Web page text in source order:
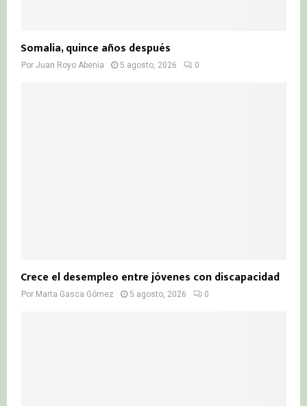
Somalia, quince años después
Por Juan Royo Abenia 5 agosto, 2026 0
Crece el desempleo entre jóvenes con discapacidad
Por Marta Gasca Gómez 5 agosto, 2026 0